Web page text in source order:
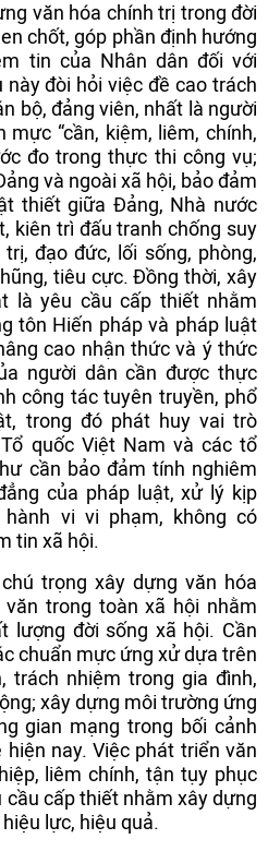
văn hóa chính trị trong đời
chốt, góp phần định hướng
tin của Nhân dân đối với
đòi hỏi việc đề cao trách
bộ, đảng viên, nhất là người
“cần, kiệm, liêm, chính,
đo trong thực thi công vụ;
và ngoài xã hội, bảo đảm
thiết giữa Đảng, Nhà nước
kiên trì đấu tranh chống suy
đạo đức, lối sống, phòng,
tiêu cực. Đồng thời, xây
là yêu cầu cấp thiết nhằm
tôn Hiến pháp và pháp luật
cao nhận thức và ý thức
người dân cần được thực
công tác tuyên truyền, phổ
trong đó phát huy vai trò
quốc Việt Nam và các tổ
cần bảo đảm tính nghiêm
của pháp luật, xử lý kịp
vi vi phạm, không có
tin xã hội.
trọng xây dựng văn hóa
trong toàn xã hội nhằm
lượng đời sống xã hội. Cần
chuẩn mực ứng xử dựa trên
trách nhiệm trong gia đình,
xây dựng môi trường ứng
gian mạng trong bối cảnh
nay. Việc phát triển văn
liêm chính, tận tụy phục
cầu cấp thiết nhằm xây dựng
lực, hiệu quả.